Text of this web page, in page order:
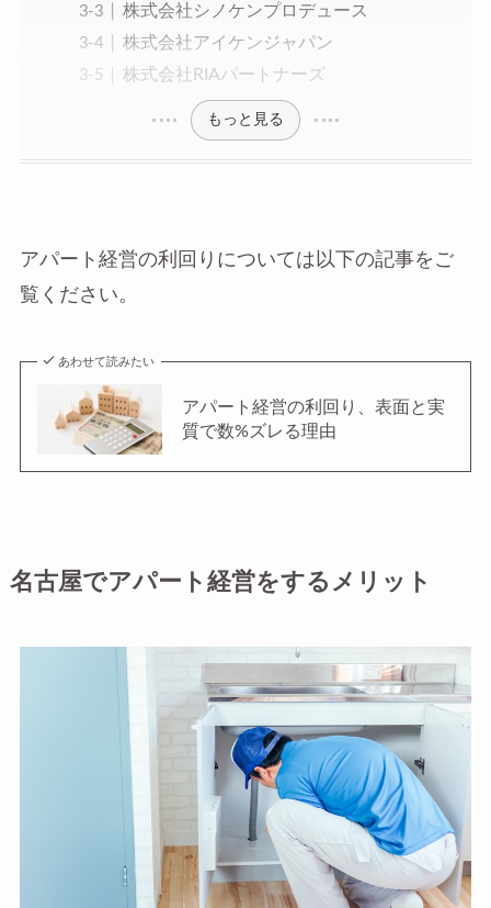
株式会社シノケンプロデュース
株式会社アイケンジャパン
株式会社RIAパートナーズ
もっと見る
アパート経営の利回りについては以下の記事をご
覧ください。
あわせて読みたい
アパート経営の利回り、表面と実
質で数%ズレる理由
名古屋でアパート経営をするメリット